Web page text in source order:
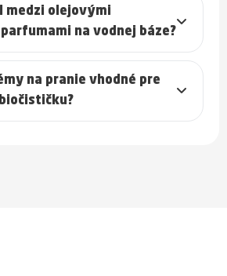
medzi olejovými
na vodnej báze?
na pranie vhodné pre